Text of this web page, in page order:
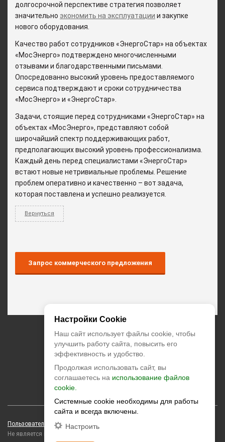
долгосрочной перспективе стратегия позволяет
значительно экономить на эксплуатации и закупке
нового оборудования.
Качество работ сотрудников «ЭнергоСтар» на объектах
«МосЭнерго» подтверждено многочисленными
отзывами и благодарственными письмами.
Опосредованно высокий уровень предоставляемого
сервиса подтверждают и сроки сотрудничества
«МосЭнерго» и «ЭнергоСтар».
Задачи, стоящие перед сотрудниками «ЭнергоСтар» на
объектах «МосЭнерго», представляют собой
широчайший спектр поддерживающих работ,
предполагающих высокий уровень профессионализма.
Каждый день перед специалистами «ЭнергоСтар»
встают новые нетривиальные проблемы. Решение
проблем оперативно и качественно – вот задача,
которая поставлена и успешно реализуется.
Вернуться
Запрос коммерческого предложения
+7 (495) 374-55-85
zakaz@climatstar.ru
Москва,Кибальчича, д.2 корп.1
climatstar © 2026 All rights reserved
Пользовательское соглашение
Не является публичной офертой
Настройки Cookie
Наш сайт использует файлы cookie, чтобы
улучшить работу сайта, повысить его
эффективность и удобство.
Продолжая использовать сайт, вы
соглашаетесь на использование файлов
cookie.
Системные cookie необходимы для работы
сайта и всегда включены.
Настроить